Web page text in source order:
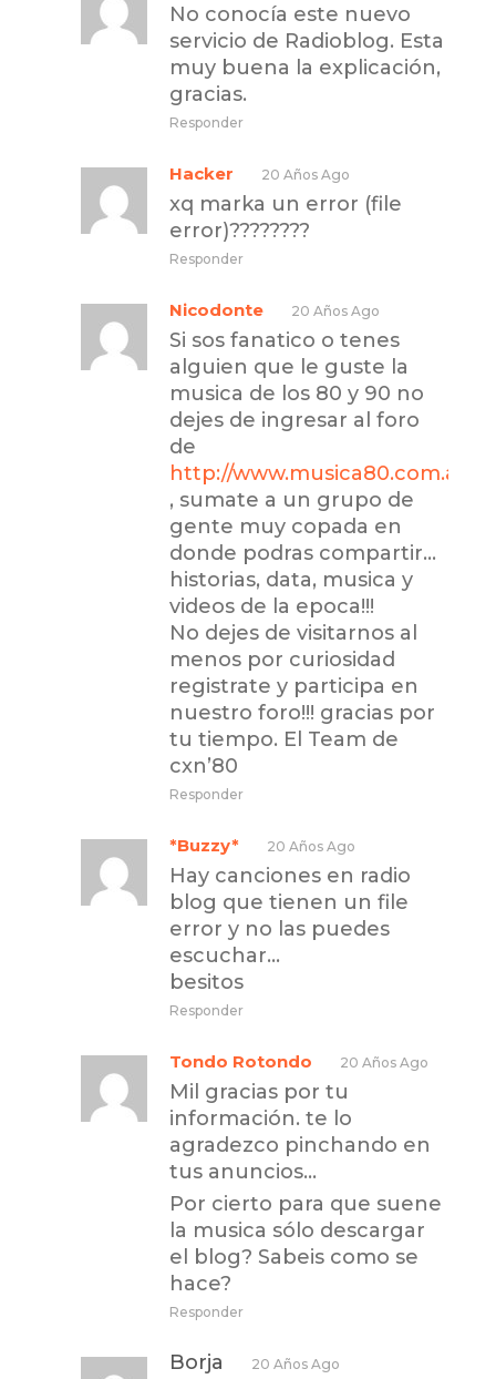
No conocía este nuevo
servicio de Radioblog. Esta
muy buena la explicación,
gracias.
Responder
Hacker 20 Años Ago
xq marka un error (file
error)????????
Responder
Nicodonte 20 Años Ago
Si sos fanatico o tenes
alguien que le guste la
musica de los 80 y 90 no
dejes de ingresar al foro
de
http://www.musica80.com.ar
, sumate a un grupo de
gente muy copada en
donde podras compartir…
historias, data, musica y
videos de la epoca!!!
No dejes de visitarnos al
menos por curiosidad
registrate y participa en
nuestro foro!!! gracias por
tu tiempo. El Team de
cxn’80
Responder
*Buzzy* 20 Años Ago
Hay canciones en radio
blog que tienen un file
error y no las puedes
escuchar…
besitos
Responder
Tondo Rotondo 20 Años Ago
Mil gracias por tu
información. te lo
agradezco pinchando en
tus anuncios…
Por cierto para que suene
la musica sólo descargar
el blog? Sabeis como se
hace?
Responder
Borja 20 Años Ago